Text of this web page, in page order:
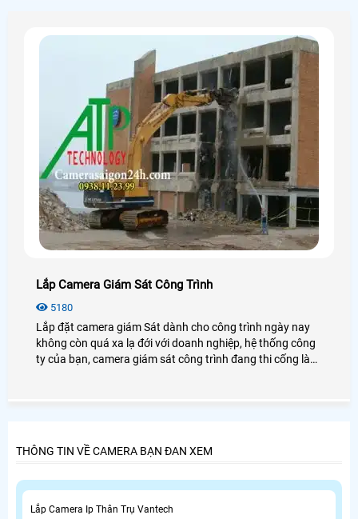
Lắp Camera Giám Sát Công Trình
5180
Lắp đặt camera giám Sát dành cho công trình ngày nay
không còn quá xa lạ đới với doanh nghiệp, hệ thống công
ty của bạn, camera giám sát công trình đang thi cống là
THÔNG TIN VỀ CAMERA BẠN ĐAN XEM
Lắp Camera Ip Thân Trụ Vantech